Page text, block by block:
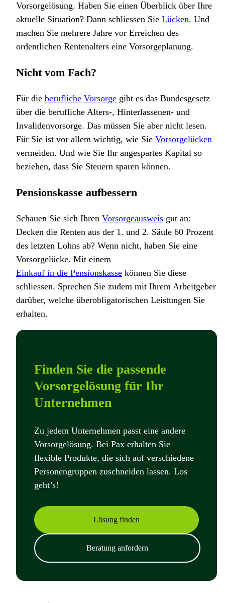
Vorsorgelösung. Haben Sie einen Überblick über Ihre
aktuelle Situation? Dann schliessen Sie Lücken. Und
machen Sie mehrere Jahre vor Erreichen des
ordentlichen Rentenalters eine Vorsorgeplanung.
Nicht vom Fach?
Für die berufliche Vorsorge gibt es das Bundesgesetz
über die berufliche Alters-, Hinterlassenen- und
Invalidenvorsorge. Das müssen Sie aber nicht lesen.
Für Sie ist vor allem wichtig, wie Sie Vorsorgelücken
vermeiden. Und wie Sie Ihr angespartes Kapital so
beziehen, dass Sie Steuern sparen können.
Pensionskasse aufbessern
Schauen Sie sich Ihren Vorsorgeausweis gut an:
Decken die Renten aus der 1. und 2. Säule 60 Prozent
des letzten Lohns ab? Wenn nicht, haben Sie eine
Vorsorgelücke. Mit einem
Einkauf in die Pensionskasse können Sie diese
schliessen. Sprechen Sie zudem mit Ihrem Arbeitgeber
darüber, welche überobligatorischen Leistungen Sie
erhalten.
Finden Sie die passende
Vorsorgelösung für Ihr
Unternehmen
Zu jedem Unternehmen passt eine andere
Vorsorgelösung. Bei Pax erhalten Sie
flexible Produkte, die sich auf verschiedene
Personengruppen zuschneiden lassen. Los
geht’s!
Lösung finden
Beratung anfordern